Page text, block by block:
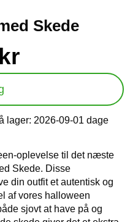
Skede
Skede
lager: 2026-09-01 dage
oplevelse til det næste
Skede. Disse
din outfit et autentisk og
af vores halloween
sjovt at have på og